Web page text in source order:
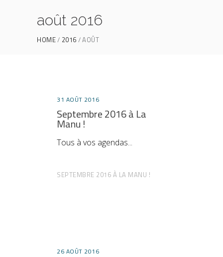
août 2016
HOME 2016 AOÛT
31 AOÛT 2016
Septembre 2016 à La
Manu !
Tous à vos agendas
SEPTEMBRE 2016 À LA MANU !
26 AOÛT 2016